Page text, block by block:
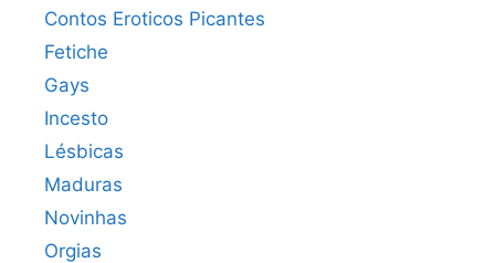
Contos Eroticos Picantes
Fetiche
Gays
Incesto
Lésbicas
Maduras
Novinhas
Orgias